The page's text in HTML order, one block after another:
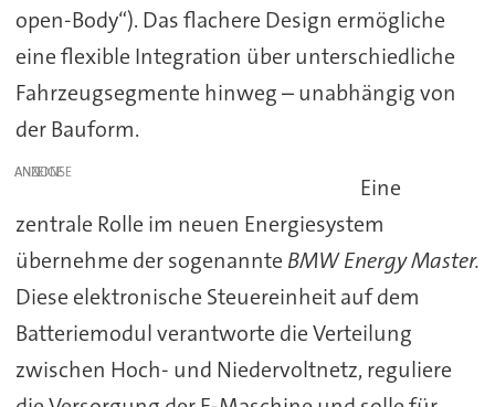
open-Body“). Das flachere Design ermögliche
eine flexible Integration über unterschiedliche
Fahrzeugsegmente hinweg – unabhängig von
der Bauform.
ANZEIGE
Eine
zentrale Rolle im neuen Energiesystem
übernehme der sogenannte BMW Energy Master.
Diese elektronische Steuereinheit auf dem
Batteriemodul verantworte die Verteilung
zwischen Hoch- und Niedervoltnetz, reguliere